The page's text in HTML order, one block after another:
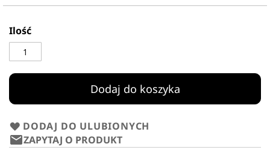
Ilość
Dodaj do koszyka
DODAJ DO ULUBIONYCH
ZAPYTAJ O PRODUKT